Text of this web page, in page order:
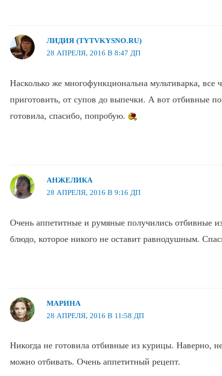
ЛИДИЯ (TYTVKYSNO.RU)
28 АПРЕЛЯ, 2016 В 8:47 ДП
Насколько же многофункциональна мультиварка, все
приготовить, от супов до выпечки. А вот отбивные
готовила, спасибо, попробую.
АНЖЕЛИКА
28 АПРЕЛЯ, 2016 В 9:16 ДП
Очень аппетитные и румяные получились отбивные
блюдо, которое никого не оставит равнодушным.
МАРИНА
28 АПРЕЛЯ, 2016 В 11:58 ДП
Никогда не готовила отбивные из курицы. Наверно,
можно отбивать. Очень аппетитный рецепт.